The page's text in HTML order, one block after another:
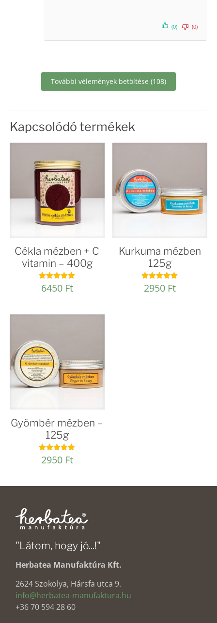
(0) (0)
További vélemények betöltése (108)
Kapcsolódó termékek
Cékla mézben + C
vitamin – 400g
Értékelés:
4.98
6450 Ft
Kurkuma mézben
125g
Értékelés:
4.92
2950 Ft
Gyömbér mézben –
125g
Értékelés:
4.92
2950 Ft
"Látom, hogy jó...!"
Herbatea Manufaktúra Kft.
2624 Szokolya, Hársfa utca 9.
info@herbatea-manufaktura.hu
+36 70 594 28 60